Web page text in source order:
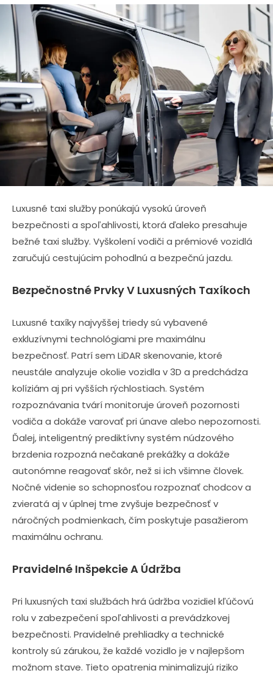
Luxusné taxi služby ponúkajú vysokú úroveň
bezpečnosti a spoľahlivosti, ktorá ďaleko presahuje
bežné taxi služby. Vyškolení vodiči a prémiové vozidlá
zaručujú cestujúcim pohodlnú a bezpečnú jazdu.
Bezpečnostné Prvky V Luxusných Taxíkoch
Luxusné taxíky najvyššej triedy sú vybavené
exkluzívnymi technológiami pre maximálnu
bezpečnosť. Patrí sem LiDAR skenovanie, ktoré
neustále analyzuje okolie vozidla v 3D a predchádza
kolíziám aj pri vyšších rýchlostiach. Systém
rozpoznávania tvárí monitoruje úroveň pozornosti
vodiča a dokáže varovať pri únave alebo nepozornosti.
Ďalej, inteligentný prediktívny systém núdzového
brzdenia rozpozná nečakané prekážky a dokáže
autonómne reagovať skôr, než si ich všimne človek.
Nočné videnie so schopnosťou rozpoznať chodcov a
zvieratá aj v úplnej tme zvyšuje bezpečnosť v
náročných podmienkach, čím poskytuje pasažierom
maximálnu ochranu.
Pravidelné Inšpekcie A Údržba
Pri luxusných taxi službách hrá údržba vozidiel kľúčovú
rolu v zabezpečení spoľahlivosti a prevádzkovej
bezpečnosti. Pravidelné prehliadky a technické
kontroly sú zárukou, že každé vozidlo je v najlepšom
možnom stave. Tieto opatrenia minimalizujú riziko